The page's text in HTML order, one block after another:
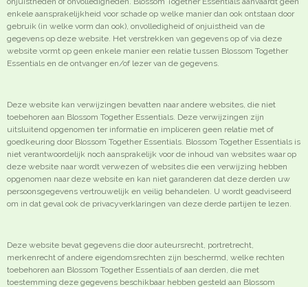
enkele aansprakelijkheid voor schade op welke manier dan ook ontstaan door
gebruik (in welke vorm dan ook), onvolledigheid of onjuistheid van de
gegevens op deze website. Het verstrekken van gegevens op of via deze
website vormt op geen enkele manier een relatie tussen Blossom Together
Essentials en de ontvanger en/of lezer van de gegevens.
Deze website kan verwijzingen bevatten naar andere websites, die niet
toebehoren aan Blossom Together Essentials. Deze verwijzingen zijn
uitsluitend opgenomen ter informatie en impliceren geen relatie met of
goedkeuring door Blossom Together Essentials. Blossom Together Essentials is
niet verantwoordelijk noch aansprakelijk voor de inhoud van websites waar op
deze website naar wordt verwezen of websites die een verwijzing hebben
opgenomen naar deze website en kan niet garanderen dat deze derden uw
persoonsgegevens vertrouwelijk en veilig behandelen. U wordt geadviseerd
om in dat geval ook de privacyverklaringen van deze derde partijen te lezen.
Deze website bevat gegevens die door auteursrecht, portretrecht,
merkenrecht of andere eigendomsrechten zijn beschermd, welke rechten
toebehoren aan Blossom Together Essentials of aan derden, die met
toestemming deze gegevens beschikbaar hebben gesteld aan Blossom